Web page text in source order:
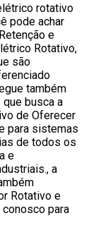
rotativo
pode achar
e
Rotativo,
são
também
busca a
de Oferecer
para sistemas
de todos os
e
a
Rotativo e
para